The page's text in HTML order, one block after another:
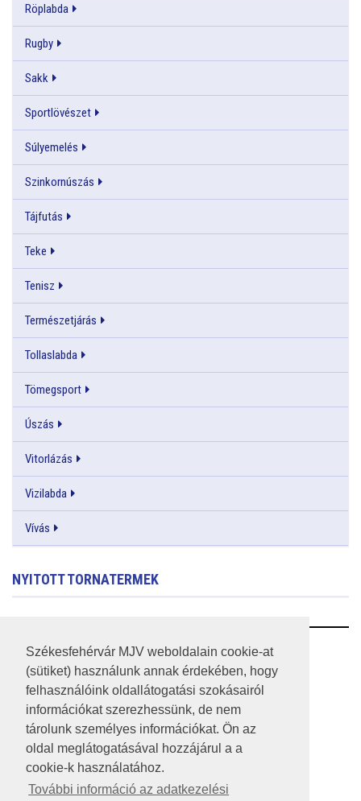
Székesfehérvár MJV weboldalain cookie-at
(sütiket) használunk annak érdekében, hogy
felhasználóink oldallátogatási szokásairól
információkat szerezhessünk, de nem
tárolunk személyes információkat. Ön az
oldal meglátogatásával hozzájárul a a
cookie-k használatához.
További információ az adatkezelési
Röplabda
Rugby
Sakk
Sportlövészet
Súlyemelés
Szinkornúszás
Tájfutás
Teke
Tenisz
Természetjárás
Tollaslabda
Tömegsport
Úszás
Vitorlázás
Vizilabda
Vívás
NYITOTT TORNATERMEK
RSS
A HONLAP 2017.03.31-I ÁLLAPOTA
JOGI NYILATKOZAT
IMPRESSZUM